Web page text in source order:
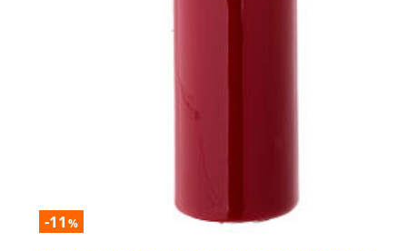
-11 %